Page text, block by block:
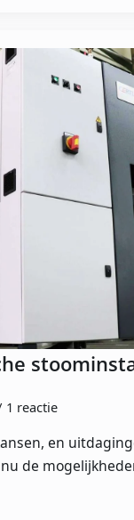
1 reactie
en
de